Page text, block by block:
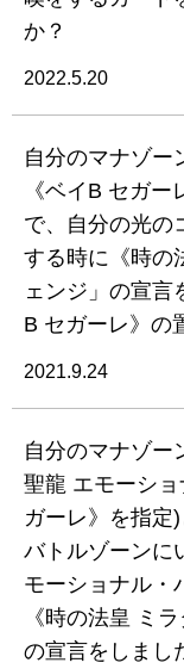
か？
2022.5.20
自分のマナゾー
《ベイB セガ
で、自分の光の
する時に《時の
ェンジ」の宣言
B セガーレ》の
2021.9.24
自分のマナゾー
聖龍 エモーシ
ガーレ》を指定
バトルゾーンに
モーショナル・
《時の法皇 ミ
の宣言をしまし